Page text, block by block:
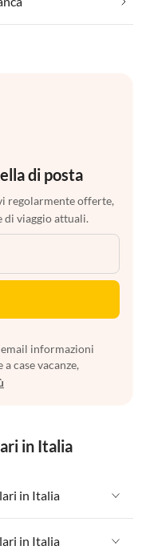
di posta
regolarmente offerte,
di viaggio attuali.
informazioni
case vacanze,
in Italia
in Italia
in Italia